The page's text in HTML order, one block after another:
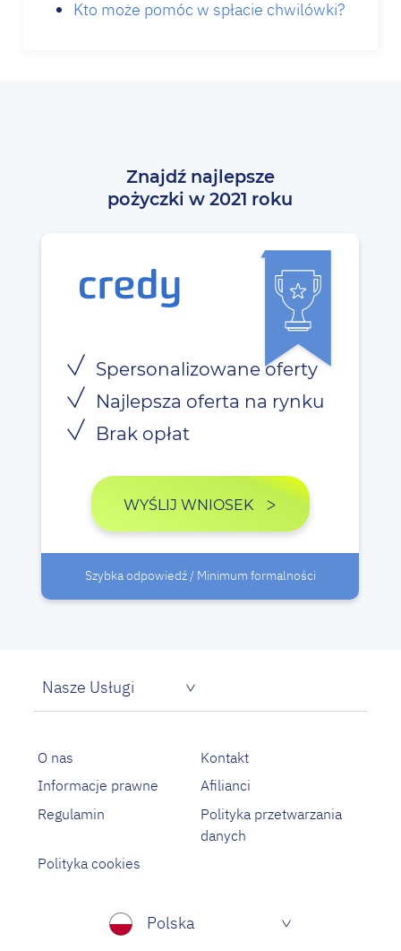
Kto może pomóc w spłacie chwilówki?
Znajdź najlepsze
pożyczki w 2021 roku
Spersonalizowane oferty
Najlepsza oferta na rynku
Brak opłat
WYŚLIJ WNIOSEK
Szybka odpowiedź / Minimum formalności
Nasze Usługi
O nas
Kontakt
Informacje prawne
Afilianci
Regulamin
Polityka przetwarzania
danych
Polityka cookies
Polska